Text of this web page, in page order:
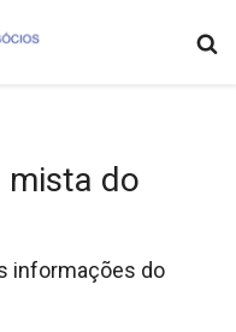
mista do
informações do